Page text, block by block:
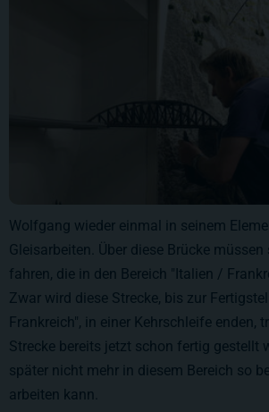
Wolfgang wieder einmal in seinem
Gleisarbeiten. Über diese Brücke
fahren, die in den Bereich "Italien /
Zwar wird diese Strecke, bis zur
Frankreich", in einer Kehrschleife enden,
Strecke bereits jetzt schon fertig gestellt
später nicht mehr in diesem Bereich so
arbeiten kann.